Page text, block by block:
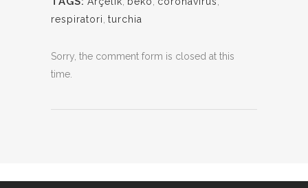
respiratori, turchia
Sorry, the comment form is closed at this
time.